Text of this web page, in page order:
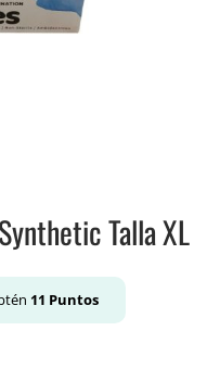
Talla XL
11 Puntos